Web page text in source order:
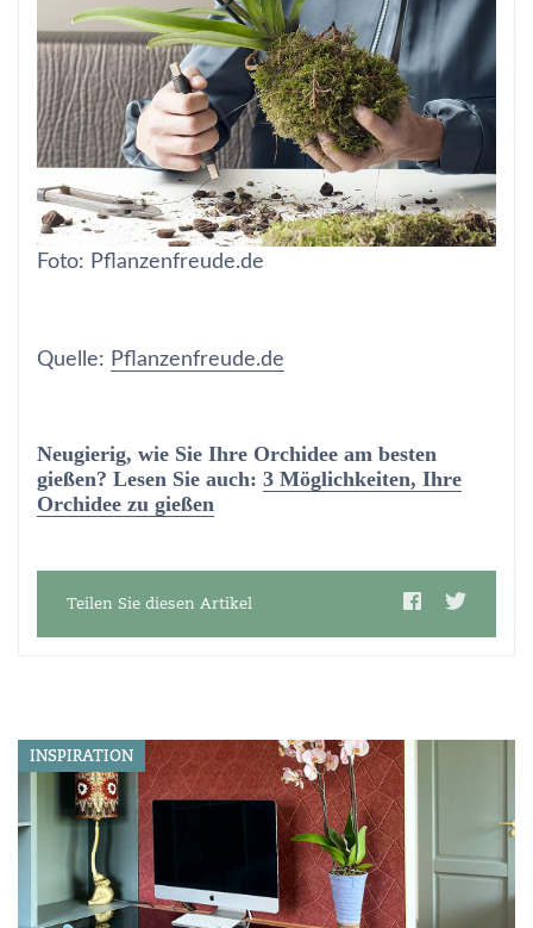
Foto: Pflanzenfreude.de
Quelle: Pflanzenfreude.de
Neugierig, wie Sie Ihre Orchidee am besten
gießen? Lesen Sie auch: 3 Möglichkeiten, Ihre
Orchidee zu gießen
Teilen Sie diesen Artikel
INSPIRATION